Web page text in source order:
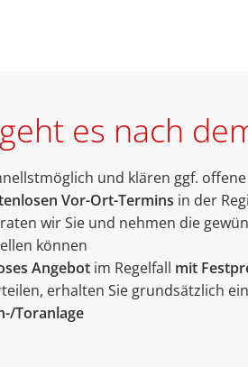
es nach
und klären ggf.
Vor-Ort-Termins in der
wir Sie und nehmen die
können
Angebotim Regelfall mit
erhalten Sie grundsätzlich
Toranlage